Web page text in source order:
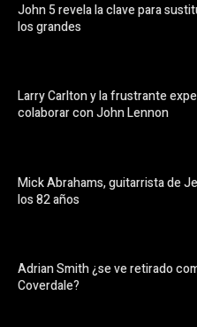
John 5 revela la clave para
los grandes
Larry Carlton y la frustrante
colaborar con John Lennon
Mick Abrahams, guitarrista de
los 82 años
Adrian Smith ¿se ve retirado
Coverdale?